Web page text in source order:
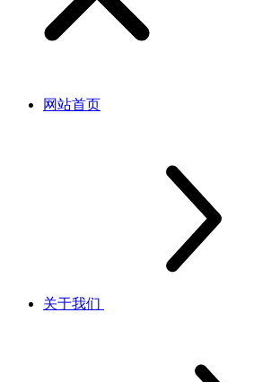
网站首页
关于我们